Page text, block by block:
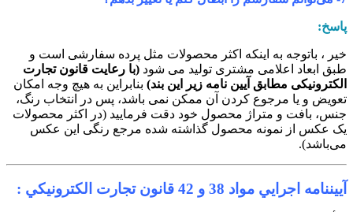
، باتوجه به اینکه اکثر محصولات مثل پرده سفارشی است و
ابعاد اعلامی مشتری تولید می شود(با رعایت قانون تجارت
مطابق آیین نامه زیر این بند)بنابراین به هیچ وجه امکان
و یا مرجوع کردن آن ممکن نمی باشد، پس در انتخاب رنگ،
بافت و متراژ محصول خود دقت فرمایید (در اکثر محصولات
عکس از نمونه محصول گذاشته شده مرجع رنگی این عکس
اجرايي مواد 38 و 42 قانون تجارت الكترونيكي :